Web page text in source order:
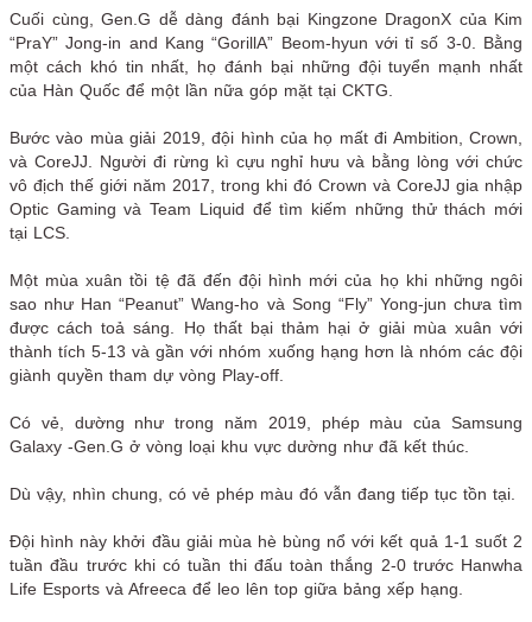
Cuối cùng, Gen.G dễ dàng đánh bại Kingzone DragonX của Kim
“PraY” Jong-in and Kang “GorillA” Beom-hyun với tỉ số 3-0. Bằng
một cách khó tin nhất, họ đánh bại những đội tuyển mạnh nhất
của Hàn Quốc để một lần nữa góp mặt tại CKTG.
Bước vào mùa giải 2019, đội hình của họ mất đi Ambition, Crown,
và CoreJJ. Người đi rừng kì cựu nghỉ hưu và bằng lòng với chức
vô địch thế giới năm 2017, trong khi đó Crown và CoreJJ gia nhập
Optic Gaming và Team Liquid để tìm kiếm những thử thách mới
tại LCS.
Một mùa xuân tồi tệ đã đến đội hình mới của họ khi những ngôi
sao như Han “Peanut” Wang-ho và Song “Fly” Yong-jun chưa tìm
được cách toả sáng. Họ thất bại thảm hại ở giải mùa xuân với
thành tích 5-13 và gần với nhóm xuống hạng hơn là nhóm các đội
giành quyền tham dự vòng Play-off.
Có vẻ, dường như trong năm 2019, phép màu của Samsung
Galaxy -Gen.G ở vòng loại khu vực dường như đã kết thúc.
Dù vậy, nhìn chung, có vẻ phép màu đó vẫn đang tiếp tục tồn tại.
Đội hình này khởi đầu giải mùa hè bùng nổ với kết quả 1-1 suốt 2
tuần đầu trước khi có tuần thi đấu toàn thắng 2-0 trước Hanwha
Life Esports và Afreeca để leo lên top giữa bảng xếp hạng.